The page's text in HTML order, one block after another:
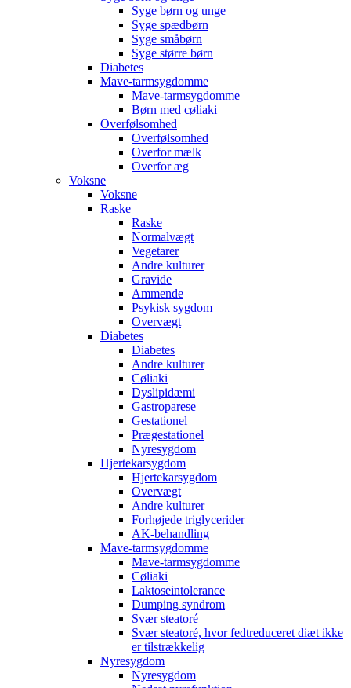
Syge børn og unge
Syge spædbørn
Syge småbørn
Syge større børn
Diabetes
Mave-tarmsygdomme
Mave-tarmsygdomme
Børn med cøliaki
Overfølsomhed
Overfølsomhed
Overfor mælk
Overfor æg
Voksne
Voksne
Raske
Raske
Normalvægt
Vegetarer
Andre kulturer
Gravide
Ammende
Psykisk sygdom
Overvægt
Diabetes
Diabetes
Andre kulturer
Cøliaki
Dyslipidæmi
Gastroparese
Gestationel
Prægestationel
Nyresygdom
Hjertekarsygdom
Hjertekarsygdom
Overvægt
Andre kulturer
Forhøjede triglycerider
AK-behandling
Mave-tarmsygdomme
Mave-tarmsygdomme
Cøliaki
Laktoseintolerance
Dumping syndrom
Svær steatoré
Svær steatoré, hvor fedtreduceret diæt ikke
er tilstrækkelig
Nyresygdom
Nyresygdom